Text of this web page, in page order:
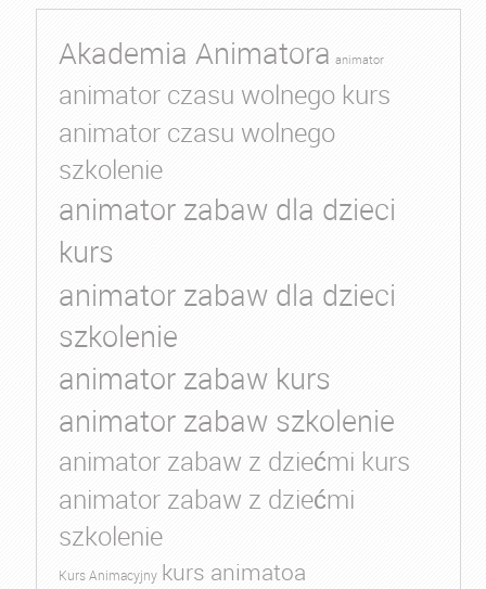
Akademia Animatora animator
animator czasu wolnego kurs
animator czasu wolnego
szkolenie
animator zabaw dla dzieci
kurs
animator zabaw dla dzieci
szkolenie
animator zabaw kurs
animator zabaw szkolenie
animator zabaw z dziećmi kurs
animator zabaw z dziećmi
szkolenie
Kurs Animacyjny kurs animatoa